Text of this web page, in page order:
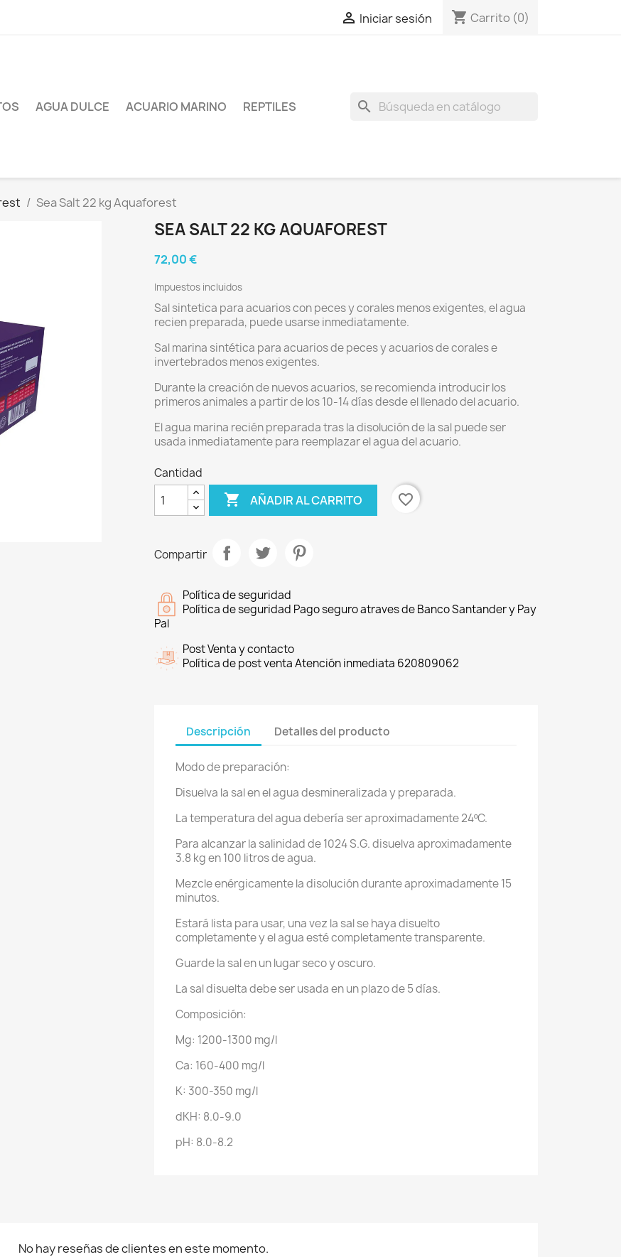
 Iniciar sesión shopping_cart Carrito (0)
AGUA DULCE ACUARIO MARINO REPTILES search
Sea Salt 22 kg Aquaforest
SEA SALT 22 KG AQUAFOREST
72,00 €
Impuestos incluidos
Sal sintetica para acuarios con peces y corales menos exigentes, el agua
recien preparada, puede usarse inmediatamente.
Sal marina sintética para acuarios de peces y acuarios de corales e
invertebrados menos exigentes.
Durante la creación de nuevos acuarios, se recomienda introducir los
primeros animales a partir de los 10-14 días desde el llenado del acuario.
El agua marina recién preparada tras la disolución de la sal puede ser
usada inmediatamente para reemplazar el agua del acuario.
Cantidad
 AÑADIR AL CARRITO favorite_border
Compartir
Política de seguridad
Política de seguridad Pago seguro atraves de Banco Santander y Pay
Pal
Post Venta y contacto
Política de post venta Atención inmediata 620809062
Descripción Detalles del producto
Modo de preparación:
Disuelva la sal en el agua desmineralizada y preparada.
La temperatura del agua debería ser aproximadamente 24ºC.
Para alcanzar la salinidad de 1024 S.G. disuelva aproximadamente
3.8 kg en 100 litros de agua.
Mezcle enérgicamente la disolución durante aproximadamente 15
minutos.
Estará lista para usar, una vez la sal se haya disuelto
completamente y el agua esté completamente transparente.
Guarde la sal en un lugar seco y oscuro.
La sal disuelta debe ser usada en un plazo de 5 días.
Composición:
Mg: 1200-1300 mg/l
Ca: 160-400 mg/l
K: 300-350 mg/l
dKH: 8.0-9.0
pH: 8.0-8.2
No hay reseñas de clientes en este momento.